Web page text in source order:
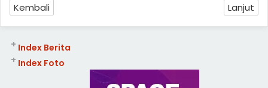
Kembali Lanjut
Index Berita
+
Index Foto
+